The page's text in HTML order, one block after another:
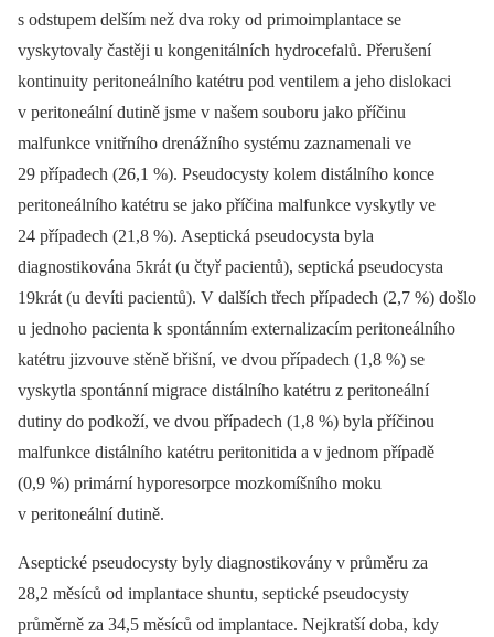
s odstupem delším než dva roky od primoimplantace se
vyskytovaly častěji u kongenitálních hydrocefalů. Přerušení
kontinuity peritoneálního katétru pod ventilem a jeho dislokaci
v peritoneální dutině jsme v našem souboru jako příčinu
malfunkce vnitřního drenážního systému zaznamenali ve
29 případech (26,1 %). Pseudocysty kolem distálního konce
peritoneálního katétru se jako příčina malfunkce vyskytly ve
24 případech (21,8 %). Aseptická pseudocysta byla
diagnostikována 5krát (u čtyř pacientů), septická pseudocysta
19krát (u devíti pacientů). V dalších třech případech (2,7 %) došlo
u jednoho pacienta k spontánním externalizacím peritoneálního
katétru jizvouve stěně břišní, ve dvou případech (1,8 %) se
vyskytla spontánní migrace distálního katétru z peritoneální
dutiny do podkoží, ve dvou případech (1,8 %) byla příčinou
malfunkce distálního katétru peritonitida a v jednom případě
(0,9 %) primární hyporesorpce mozkomíšního moku
v peritoneální dutině.
Aseptické pseudocysty byly diagnostikovány v průměru za
28,2 měsíců od implantace shuntu, septické pseudocysty
průměrně za 34,5 měsíců od implantace. Nejkratší doba, kdy